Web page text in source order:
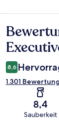
8,6
1.301
8,4
Sauberkeit